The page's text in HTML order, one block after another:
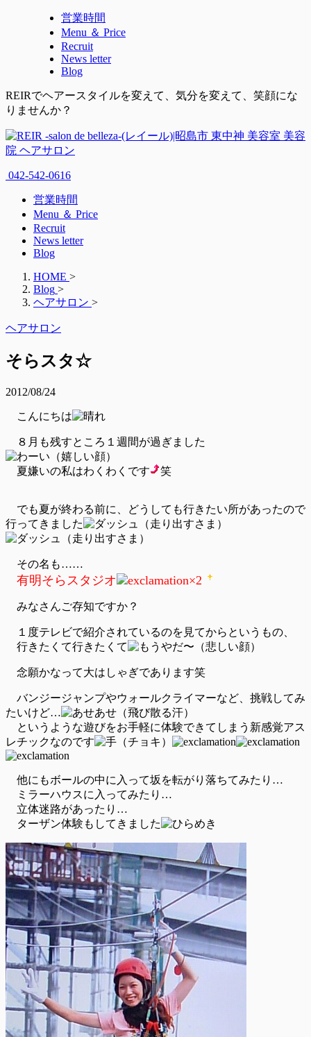
営業時間
Menu ＆ Price
Recruit
News letter
Blog
REIRでヘアースタイルを変えて、気分を変えて、笑顔にな
りませんか？
042-542-0616
営業時間
Menu ＆ Price
Recruit
News letter
Blog
HOME >
Blog >
ヘアサロン >
ヘアサロン
そらスタ☆
2012/08/24
こんにちは
８月も残すところ１週間が過ぎました
夏嫌いの私はわくわくです 笑
でも夏が終わる前に、どうしても行きたい所があったので
行ってきました
その名も……
有明そらスタジオ
みなさんご存知ですか？
１度テレビで紹介されているのを見てからというもの、
行きたくて行きたくて
念願かなって大はしゃぎであります笑
バンジージャンプやウォールクライマーなど、挑戦してみ
たいけど…
というような遊びをお手軽に体験できてしまう新感覚アス
レチックなのです
他にもボールの中に入って坂を転がり落ちてみたり…
ミラーハウスに入ってみたり…
立体迷路があったり…
ターザン体験もしてきました